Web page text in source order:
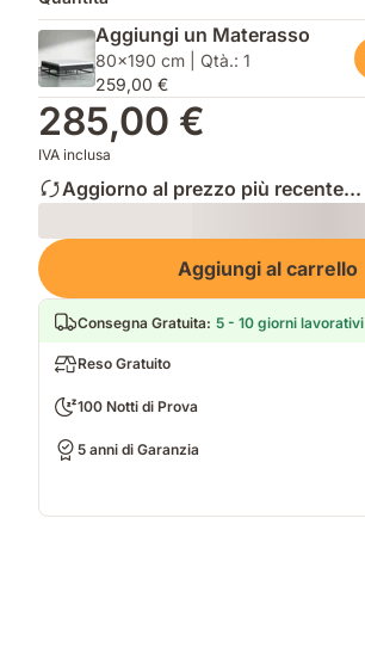
Aggiungi un Materasso
80x190 cm | Qtà.: 1
259,00 €
285,00 €
IVA inclusa
Aggiorno al prezzo più recente...
Loading
Aggiungi al carrello
Consegna Gratuita: 5 - 10 giorni lavorativi
Reso Gratuito
100 Notti di Prova
5 anni di Garanzia